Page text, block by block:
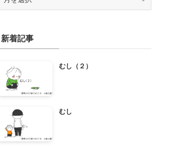
ブ新着記事
むし（２）
むし